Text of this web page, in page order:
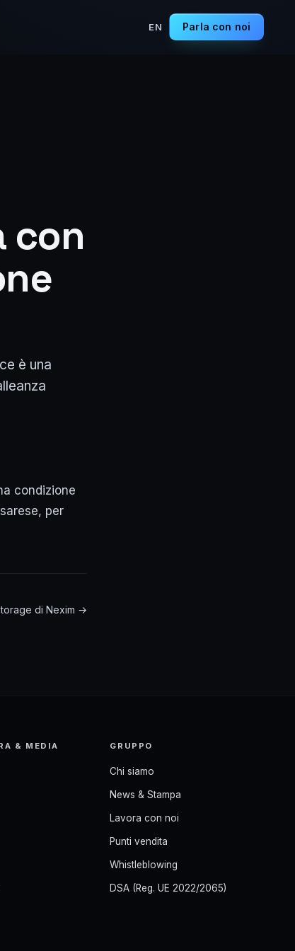
EN Parla con noi
con
è una
condizione
per
di Nexim →
& MEDIA GRUPPO
Chi siamo
News & Stampa
Lavora con noi
Punti vendita
Whistleblowing
DSA (Reg. UE 2022/2065)